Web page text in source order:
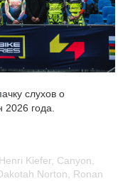
слухов о
2026 года.
Henri Kiefer Canyon
Norton
Ronan